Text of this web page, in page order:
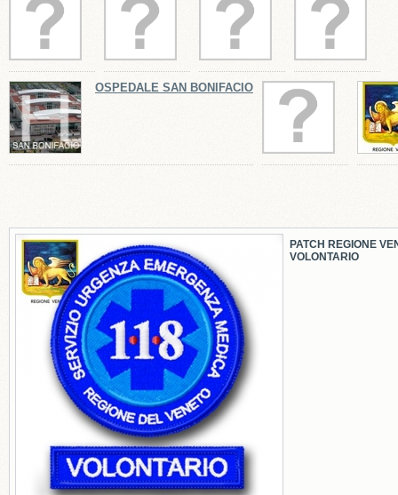
OSPEDALE SAN BONIFACIO
PATCH REGIONE
VOLONTARIO